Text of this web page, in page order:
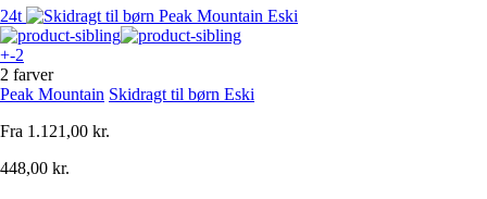
24t
+-2
2 farver
Peak Mountain Skidragt til børn Eski
Fra 1.121,00 kr.
448,00 kr.